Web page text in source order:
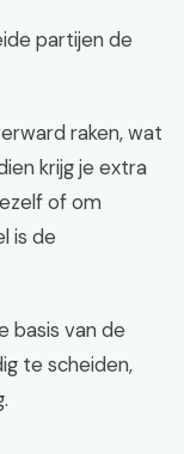
partijen de
raken, wat
krijg je extra
of om
is de
basis van de
te scheiden,